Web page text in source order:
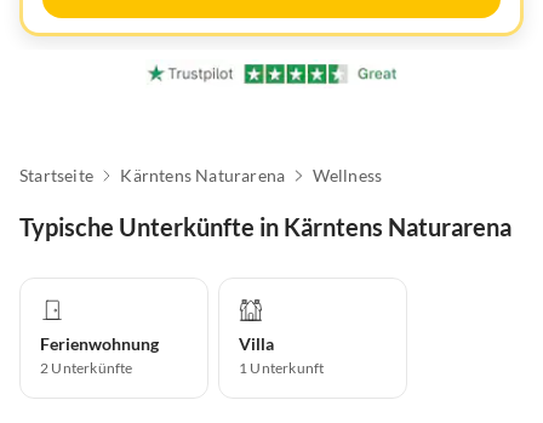
Startseite Kärntens Naturarena Wellness
Typische Unterkünfte in Kärntens Naturarena
Ferienwohnung
2 Unterkünfte
Villa
1 Unterkunft